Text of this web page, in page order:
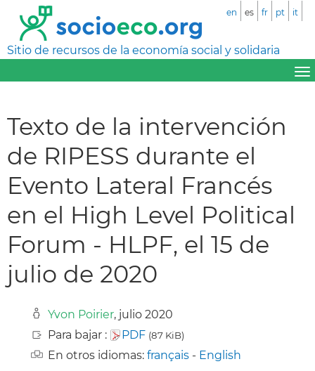
Sitio de recursos de la economía social y solidaria
en es fr pt it
Texto de la intervención
de RIPESS durante el
Evento Lateral Francés
en el High Level Political
Forum - HLPF, el 15 de
julio de 2020
Yvon Poirier, julio 2020
Para bajar :
PDF (87 KiB)
En otros idiomas: français - English